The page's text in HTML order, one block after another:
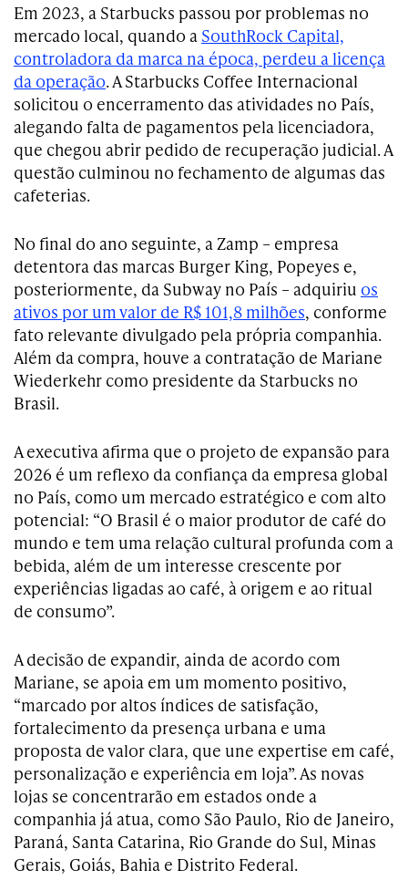
Em 2023, a Starbucks passou por problemas no
mercado local, quando a SouthRock Capital,
controladora da marca na época, perdeu a licença
da operação. A Starbucks Coffee Internacional
solicitou o encerramento das atividades no País,
alegando falta de pagamentos pela licenciadora,
que chegou abrir pedido de recuperação judicial. A
questão culminou no fechamento de algumas das
cafeterias.
No final do ano seguinte, a Zamp – empresa
detentora das marcas Burger King, Popeyes e,
posteriormente, da Subway no País – adquiriu os
ativos por um valor de R$ 101,8 milhões, conforme
fato relevante divulgado pela própria companhia.
Além da compra, houve a contratação de Mariane
Wiederkehr como presidente da Starbucks no
Brasil.
A executiva afirma que o projeto de expansão para
2026 é um reflexo da confiança da empresa global
no País, como um mercado estratégico e com alto
potencial: “O Brasil é o maior produtor de café do
mundo e tem uma relação cultural profunda com a
bebida, além de um interesse crescente por
experiências ligadas ao café, à origem e ao ritual
de consumo”.
A decisão de expandir, ainda de acordo com
Mariane, se apoia em um momento positivo,
“marcado por altos índices de satisfação,
fortalecimento da presença urbana e uma
proposta de valor clara, que une expertise em café,
personalização e experiência em loja”. As novas
lojas se concentrarão em estados onde a
companhia já atua, como São Paulo, Rio de Janeiro,
Paraná, Santa Catarina, Rio Grande do Sul, Minas
Gerais, Goiás, Bahia e Distrito Federal.